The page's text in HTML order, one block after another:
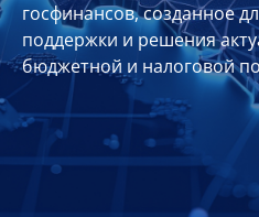
Участники
Планы
отчеты
Контакты
госфинансов, созданное
поддержки и решения
бюджетной и налоговой